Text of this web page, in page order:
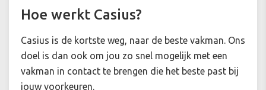
Hoe werkt Casius?
Casius is de kortste weg, naar de beste vakman. Ons
doel is dan ook om jou zo snel mogelijk met een
vakman in contact te brengen die het beste past bij
jouw voorkeuren.